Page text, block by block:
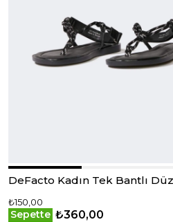
DeFacto Kadın Tek Bantlı
₺150,00
Sepette ₺360,00